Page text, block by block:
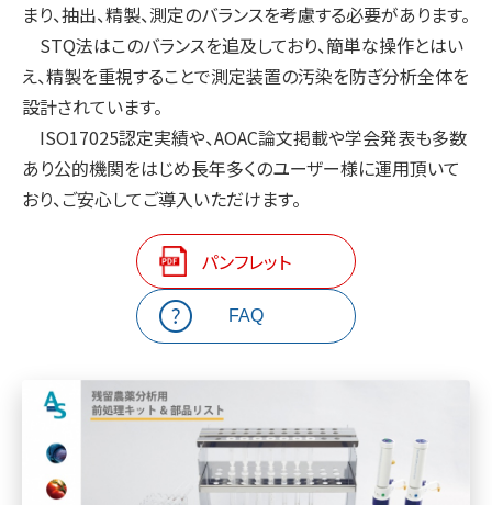
まり、抽出、精製、測定のバランスを考慮する必要があります。
STQ法はこのバランスを追及しており、簡単な操作とはい
え、精製を重視することで測定装置の汚染を防ぎ分析全体を
設計されています。
ISO17025認定実績や、AOAC論文掲載や学会発表も多数
あり公的機関をはじめ長年多くのユーザー様に運用頂いて
おり、ご安心してご導入いただけます。
パンフレット
FAQ